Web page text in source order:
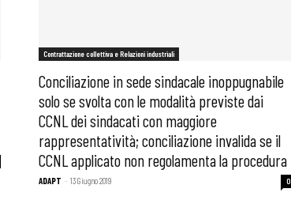
Contrattazione collettiva e Relazioni industriali
Conciliazione in sede sindacale inoppugnabile
solo se svolta con le modalità previste dai
CCNL dei sindacati con maggiore
rappresentatività; conciliazione invalida se il
CCNL applicato non regolamenta la procedura
ADAPT - 13 Giugno 2019 0